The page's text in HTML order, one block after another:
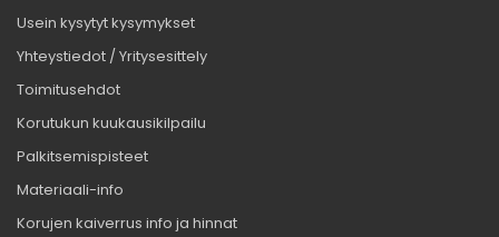
Usein kysytyt kysymykset
Yhteystiedot / Yritysesittely
Toimitusehdot
Korutukun kuukausikilpailu
Palkitsemispisteet
Materiaali-info
Korujen kaiverrus info ja hinnat